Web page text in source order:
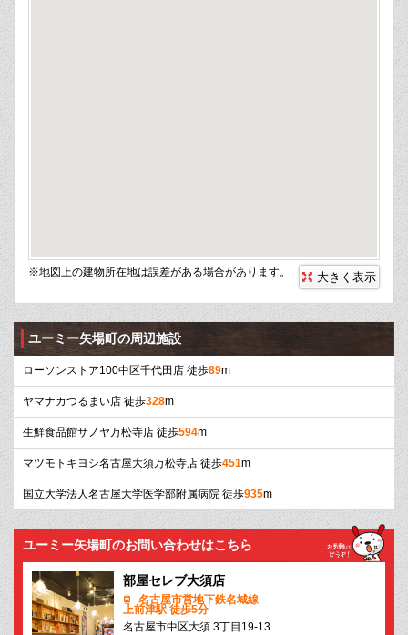
※地図上の建物所在地は誤差がある場合があります。 大きく表示
ユーミー矢場町の周辺施設
ローソンストア100中区千代田店 徒歩89m
ヤマナカつるまい店 徒歩328m
生鮮食品館サノヤ万松寺店 徒歩594m
マツモトキヨシ名古屋大須万松寺店 徒歩451m
国立大学法人名古屋大学医学部附属病院 徒歩935m
ユーミー矢場町のお問い合わせはこちら
部屋セレブ大須店
名古屋市営地下鉄名城線
上前津駅 徒歩5分
名古屋市中区大須 3丁目19-13